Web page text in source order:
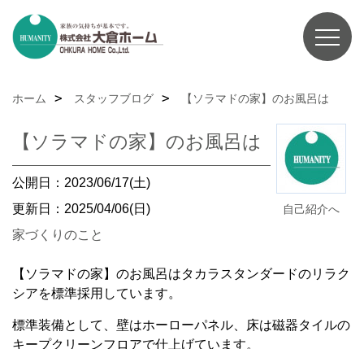
ホーム スタッフブログ 【ソラマドの家】のお風呂は
自己紹介へ
【ソラマドの家】のお風呂は
公開日：2023/06/17(土)
更新日：2025/04/06(日)
家づくりのこと
【ソラマドの家】のお風呂はタカラスタンダードのリラク
シアを標準採用しています。
標準装備として、壁はホーローパネル、床は磁器タイルの
キープクリーンフロアで仕上げています。